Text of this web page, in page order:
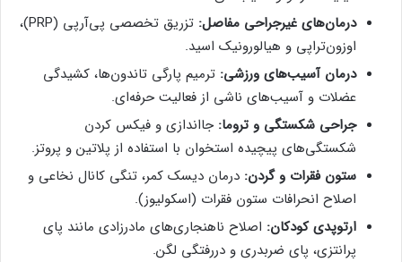
درمان‌های غیرجراحی مفاصل:
تزریق تخصصی پی‌آرپی (PRP)،
اوزون‌تراپی و هیالورونیک اسید.
درمان آسیب‌های ورزشی: ترمیم پارگی تاندون‌ها، کشیدگی
عضلات و آسیب‌های ناشی از فعالیت حرفه‌ای.
جراحی شکستگی و تروما: جااندازی و فیکس کردن
شکستگی‌های پیچیده استخوان با استفاده از پلاتین و پروتز.
ستون فقرات و گردن: درمان دیسک کمر، تنگی کانال نخاعی و
اصلاح انحرافات ستون فقرات (اسکولیوز).
ارتوپدی کودکان: اصلاح ناهنجاری‌های مادرزادی مانند پای
پرانتزی، پای ضربدری و دررفتگی لگن.